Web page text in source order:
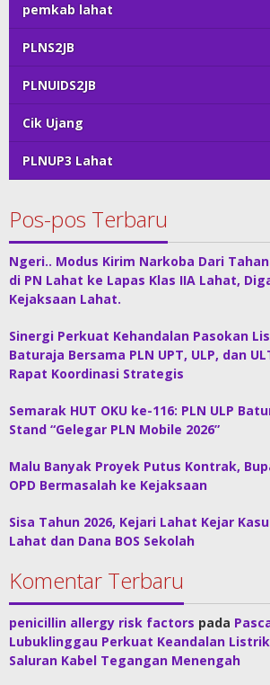
pemkab lahat
PLNS2JB
PLNUIDS2JB
Cik Ujang
PLNUP3 Lahat
Pos-pos Terbaru
Ngeri.. Modus Kirim Narkoba Dari
di PN Lahat ke Lapas Klas IIA Lahat,
Kejaksaan Lahat.
Sinergi Perkuat Kehandalan Pasokan
Baturaja Bersama PLN UPT, ULP, dan
Rapat Koordinasi Strategis
Semarak HUT OKU ke-116: PLN ULP
Stand “Gelegar PLN Mobile 2026”
Malu Banyak Proyek Putus Kontrak,
OPD Bermasalah ke Kejaksaan
Sisa Tahun 2026, Kejari Lahat Kejar
Lahat dan Dana BOS Sekolah
Komentar Terbaru
penicillin allergy risk factors pada
Lubuklinggau Perkuat Keandalan
Saluran Kabel Tegangan Menengah